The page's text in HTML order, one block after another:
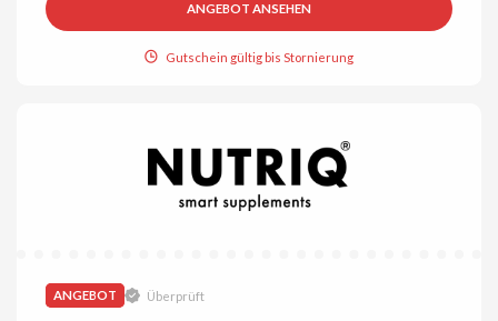
ANGEBOT ANSEHEN
Gutschein gültig bis Stornierung
ANGEBOT Überprüft